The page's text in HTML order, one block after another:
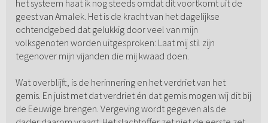
het systeem haat ik nog steeds omdat dit voortkomt uit de
geest van Amalek. Het is de kracht van het dagelijkse
ochtendgebed dat gelukkig door veel van mijn
volksgenoten worden uitgesproken: Laat mij stil zijn
tegenover mijn vijanden die mij kwaad doen.
Wat overblijft, is de herinnering en het verdriet van het
gemis. En juist met dat verdriet én dat gemis mogen wij dit bij
de Eeuwige brengen. Vergeving wordt gegeven als de